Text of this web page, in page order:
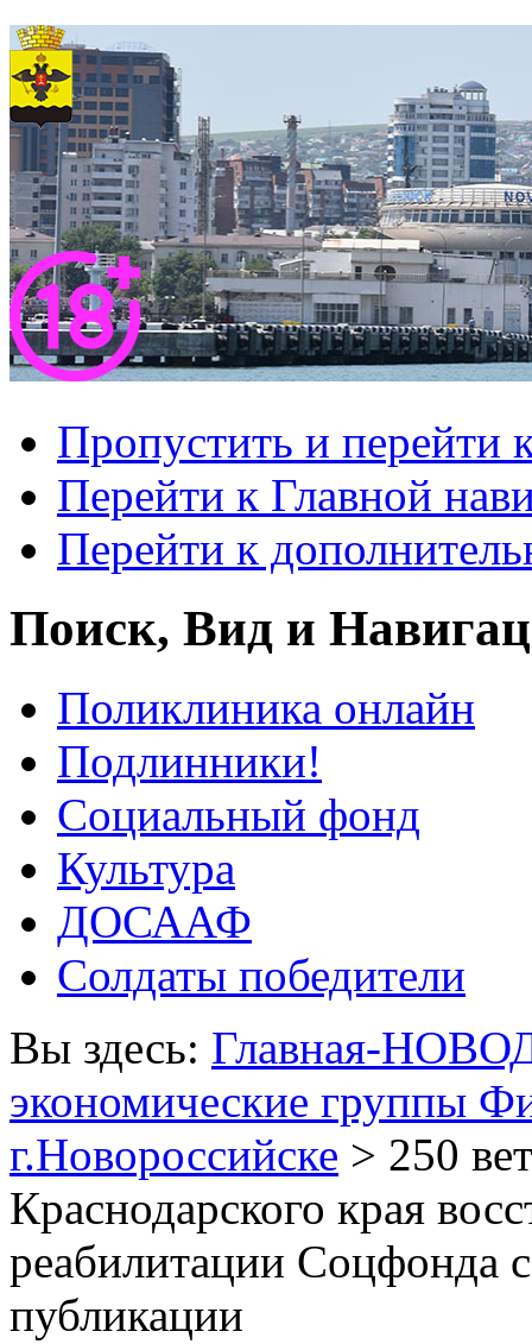
Пропустить и перейти
Перейти к Главной
Перейти к
Поиск, Вид и
Поликлиника онлайн
Подлинники!
Социальный фонд
Культура
ДОСААФ
Солдаты победители
Вы здесь: Главная-
экономические группы
г.Новороссийске > 250
Краснодарского края
реабилитации Соцфонда
публикации